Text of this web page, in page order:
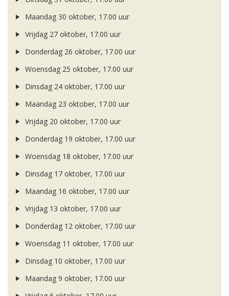
Maandag 30 oktober, 17.00 uur
Vrijdag 27 oktober, 17.00 uur
Donderdag 26 oktober, 17.00 uur
Woensdag 25 oktober, 17.00 uur
Dinsdag 24 oktober, 17.00 uur
Maandag 23 oktober, 17.00 uur
Vrijdag 20 oktober, 17.00 uur
Donderdag 19 oktober, 17.00 uur
Woensdag 18 oktober, 17.00 uur
Dinsdag 17 oktober, 17.00 uur
Maandag 16 oktober, 17.00 uur
Vrijdag 13 oktober, 17.00 uur
Donderdag 12 oktober, 17.00 uur
Woensdag 11 oktober, 17.00 uur
Dinsdag 10 oktober, 17.00 uur
Maandag 9 oktober, 17.00 uur